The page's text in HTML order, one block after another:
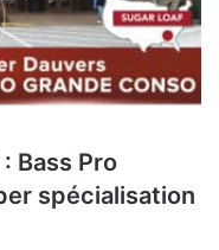
Bass Pro
spécialisation